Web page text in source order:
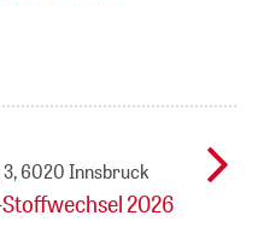
3, 6020 Innsbruck
2026